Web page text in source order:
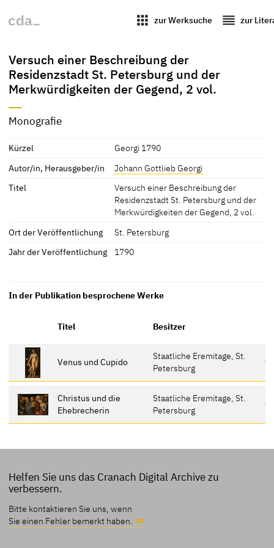
apps zur Werksuche reorder zur
Versuch einer Beschreibung der
Residenzstadt St. Petersburg und der
Merkwürdigkeiten der Gegend, 2 vol.
Monografie
Kürzel
Georgi 1790
Autor/in, Herausgeber/in
Johann Gottlieb Georgi
Titel
Versuch einer Beschreibung der
Residenzstadt St. Petersburg und der
Merkwürdigkeiten der Gegend, 2 vol.
Ort der Veröffentlichung
St. Petersburg
Jahr der Veröffentlichung
1790
In der Publikation besprochene Werke
Titel Besitzer
Venus und Cupido
Staatliche Eremitage, St.
Petersburg
Christus und die
Ehebrecherin
Staatliche Eremitage, St.
Petersburg
Helfen Sie uns das Cranach Digital Archive zu
verbessern.
Bitte kontaktieren Sie uns, wenn
Sie einen Fehler bemerkt haben.